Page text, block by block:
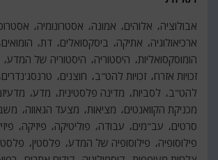
אבולוציה אלוהים אמונה אסטרונומיה
ארכיאולוגיה
אתיקה ביסקסואלים דת הומואים
הומוסקסואליות היסטוריה היסטוריה של המדע
זכויות אזרח זכויות להט"ב חוצנים טרנסג'נדרים
להט"ב
לסביות מדינה פלסטינית מדע
מכניקת הקוואנטים
מציאות מצעד הגאווה
סרטים
עב"מים עבודה פוליטיקה פיזיקה
פילוסופיה
פילוסופיה של המדע פלסטין